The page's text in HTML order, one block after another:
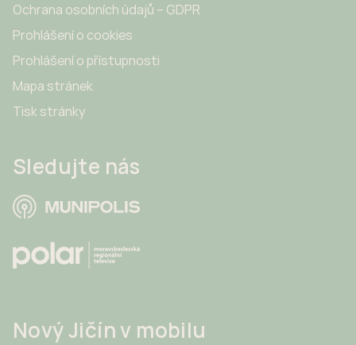
Ochrana osobních údajů – GDPR
Prohlášení o cookies
Prohlášení o přístupnosti
Mapa stránek
Tisk stránky
Sledujte nás
Nový Jičín v mobilu